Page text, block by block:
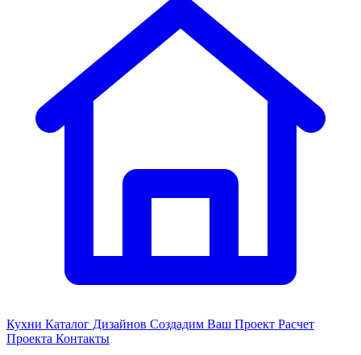
Кухни Каталог Дизайнов Создадим Ваш Проект Расчет
Проекта Контакты